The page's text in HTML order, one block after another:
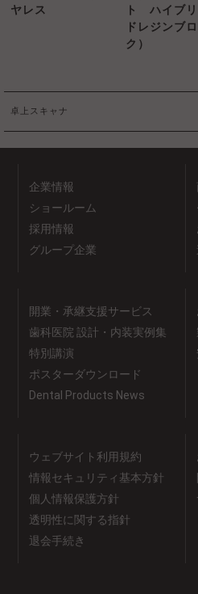
ヤレス
ト ハイブ
ドレジンブ
ク）
卓上スキャナ
企業情報
ショールーム
採用情報
グループ企業
開業・承継支援サービス
歯科医院 設計・内装実例集
特別講演
ポスターダウンロード
Dental Products News
ウェブサイト利用規約
情報セキュリティ基本方針
個人情報保護方針
透明性に関する指針
退会手続き